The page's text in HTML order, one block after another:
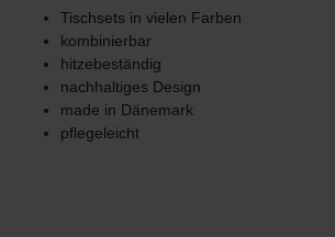
Tischsets in vielen Farben
kombinierbar
hitzebeständig
nachhaltiges Design
made in Dänemark
pflegeleicht